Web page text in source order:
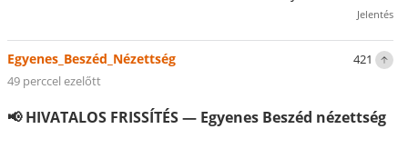
Jelentés
421
Egyenes_Beszéd_Nézettség
49 perccel ezelőtt
📢 HIVATALOS FRISSÍTÉS — Egyenes Beszéd nézettség